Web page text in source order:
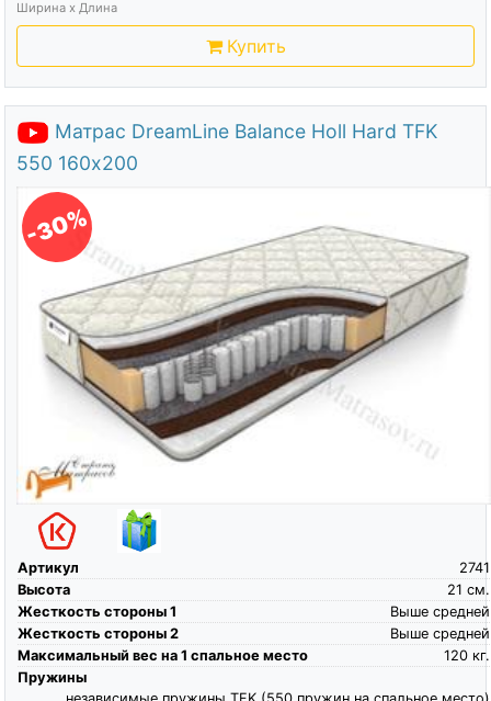
Ширина х Длина
Купить
Матрас DreamLine Balance Holl Hard TFK
550 160х200
-30%
Артикул
2741
Высота
см.
21
Жесткость стороны 1
Выше средней
Жесткость стороны 2
Выше средней
Максимальный вес на 1 спальное место
кг.
120
Пружины